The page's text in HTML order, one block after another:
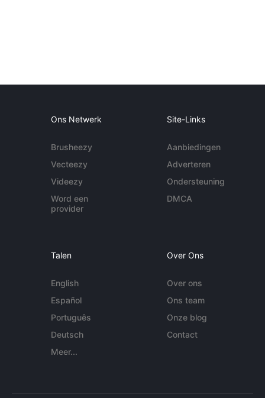
Ons Netwerk
Brusheezy
Vecteezy
Videezy
Word een
provider
Site-Links
Aanbiedingen
Adverteren
Ondersteuning
DMCA
Talen
English
Español
Português
Deutsch
Meer...
Over Ons
Over ons
Ons team
Onze blog
Contact